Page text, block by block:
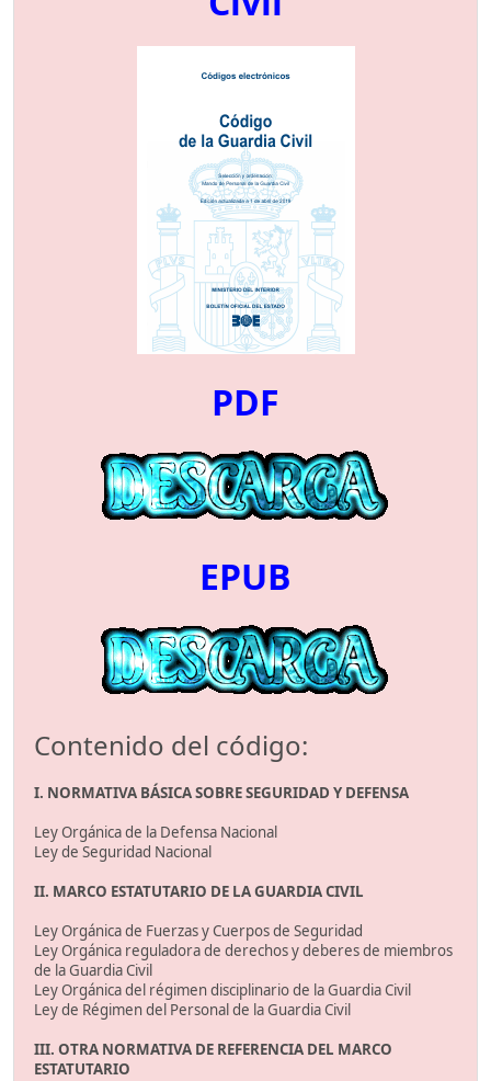
PDF
EPUB
Contenido del código:
I. NORMATIVA BÁSICA SOBRE SEGURIDAD Y DEFENSA
Ley Orgánica de la Defensa Nacional
Ley de Seguridad Nacional
II. MARCO ESTATUTARIO DE LA GUARDIA CIVIL
Ley Orgánica de Fuerzas y Cuerpos de Seguridad
Ley Orgánica reguladora de derechos y deberes de miembros
de la Guardia Civil
Ley Orgánica del régimen disciplinario de la Guardia Civil
Ley de Régimen del Personal de la Guardia Civil
III. OTRA NORMATIVA DE REFERENCIA DEL MARCO
ESTATUTARIO